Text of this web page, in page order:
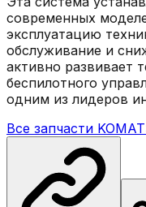
современных
эксплуатацию
обслуживание и
активно развивает
беспилотного
одним из лидеров
Все запчасти